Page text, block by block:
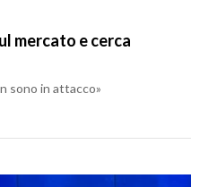
mercato e cerca
sono in attacco»